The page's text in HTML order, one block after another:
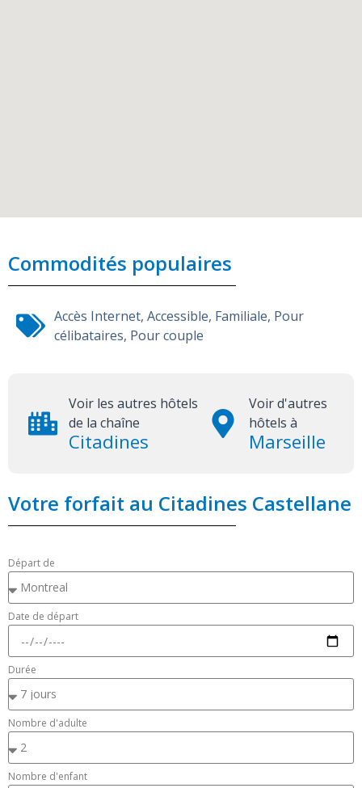
Commodités populaires
Accès Internet, Accessible, Familiale, Pour
célibataires, Pour couple
Voir les autres hôtels
de la chaîne
Citadines
Voir d'autres
hôtels à
Marseille
Votre forfait au Citadines Castellane
Départ de
Date de départ
Durée
Nombre d'adulte
Nombre d'enfant